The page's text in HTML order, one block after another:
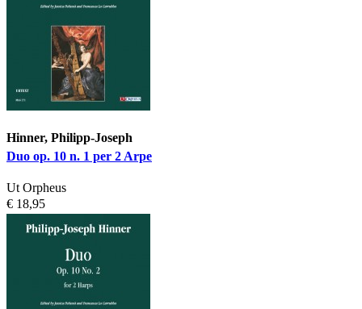
Hinner, Philipp-Joseph
Duo op. 10 n. 1 per 2 Arpe
Ut Orpheus
€ 18,95